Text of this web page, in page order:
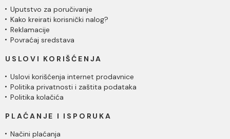
Uputstvo za poručivanje
Kako kreirati korisnički nalog?
Reklamacije
Povraćaj sredstava
USLOVI KORIŠĆENJA
Uslovi korišćenja internet prodavnice
Politika privatnosti i zaštita podataka
Politika kolačića
PLAĆANJE I ISPORUKA
Načini plaćanja